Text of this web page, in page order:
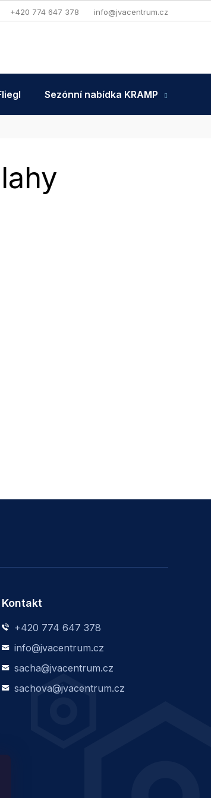
+420 774 647 378 info@jvacentrum.cz
Sezónní nabídka KRAMP
Kontakt
+420 774 647 378
info@jvacentrum.cz
sacha@jvacentrum.cz
sachova@jvacentrum.cz